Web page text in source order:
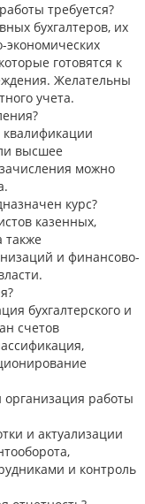
требуется?
бухгалтеров, их
экономических
готовятся к
Желательны
учета.
высшее
можно
курс?
казенных,
и финансово-
бухгалтерского и
счетов
организация работы
и актуализации
и контроль